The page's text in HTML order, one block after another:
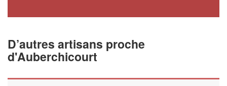
D’autres artisans proche
d'Auberchicourt